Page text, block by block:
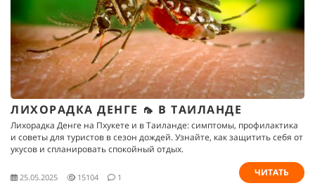
ЛИХОРАДКА ДЕНГЕ 🦟 В ТАИЛАНДЕ
Лихорадка Денге на Пхукете и в Таиланде: симптомы, профилактика
и советы для туристов в сезон дождей. Узнайте, как защитить себя от
укусов и спланировать спокойный отдых.
25.05.2025 15104 1 ЧИТАТЬ